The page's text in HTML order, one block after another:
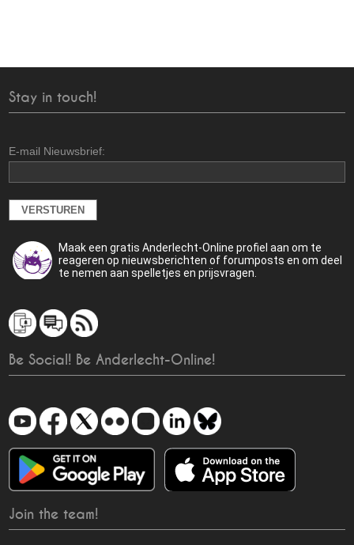
Stay in touch!
E-mail Nieuwsbrief:
Maak een gratis Anderlecht-Online profiel aan om te
reageren op nieuwsberichten of forumposts en om deel
te nemen aan spelletjes en prijsvragen.
Be Social! Be Anderlecht-Online!
Join the team!